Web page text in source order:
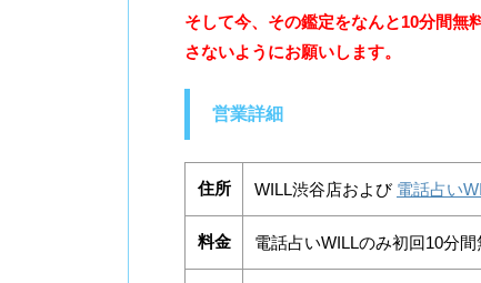
そして今、その鑑定をなんと10分間無
さないようにお願いします。
営業詳細
住所 WILL渋谷店および 電話占い
料金 電話占いWILLのみ初回10分